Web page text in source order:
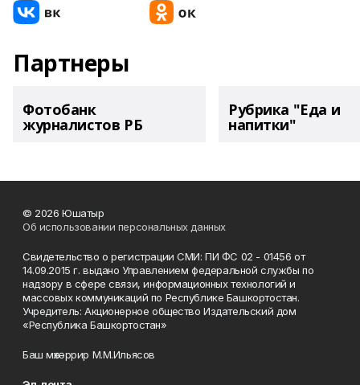
Партнеры
Фотобанк
журналистов РБ
Рубрика "Еда и
напитки"
© 2026 Юшатыр
Об использовании персональных данных
Свидетельство о регистрации СМИ: ПИ ФС 02 - 01456 от
14.09.2015 г. выдано Управлением федеральной службы по
надзору в сфере связи, информационных технологий и
массовых коммуникаций по Республике Башкортостан.
Учредитель: Акционерное общество Издательский дом
«Республика Башкортостан»
Баш мөхәррир М.М.Ильясов